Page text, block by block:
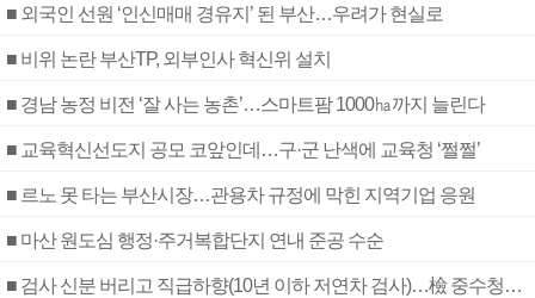
■ 외국인 선원 ‘인신매매 경유지’ 된 부산…우려가 현실로
■ 비위 논란 부산TP, 외부인사 혁신위 설치
■ 경남 농정 비전 ‘잘 사는 농촌’…스마트팜 1000㏊까지 늘린다
■ 교육혁신선도지 공모 코앞인데…구·군 난색에 교육청 ‘쩔쩔’
■ 르노 못 타는 부산시장…관용차 규정에 막힌 지역기업 응원
■ 마산 원도심 행정·주거복합단지 연내 준공 수순
■ 검사 신분 버리고 직급하향(10년 이하 저연차 검사)…檢 중수청행 기피